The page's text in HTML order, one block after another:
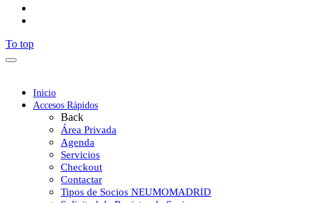
To top
Inicio
Accesos Rápidos
Back
Área Privada
Agenda
Servicios
Checkout
Contactar
Tipos de Socios NEUMOMADRID